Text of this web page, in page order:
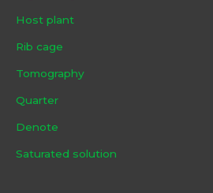
Host plant
Rib cage
Tomography
Quarter
Denote
Saturated solution